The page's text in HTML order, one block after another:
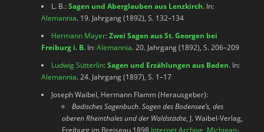
L. B.:Sagen und Aberglauben aus Lenzkirch. In:
Alemannia. 19. Jahrgang (1892), S. 132–134
Hermann Mayer:Zwei Sagen aus St. Georgen bei
Freiburg i. B. In:Alemannia. 20. Jahrgang (1892), S. 206–209
Ludwig Sütterlin:Sagen und Erzählungen aus Baden. In:
Alemannia. 24. Jahrgang (1897), S. 1–17
Joseph Waibel, Hermann Flamm (Herausgeber):
Badisches Sagenbuch. Sagen des Bodensee’s, des
oberen Rheinthales und der Waldstädte, J. Waibel-Verlag,
Freiburg im Breisgau 1898 Internet Archive, Michigan-